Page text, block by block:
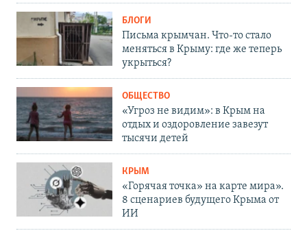
БЛОГИ
Письма крымчан. Что-то стало
меняться в Крыму: где же теперь
укрыться?
ОБЩЕСТВО
«Угроз не видим»: в Крым на
отдых и оздоровление завезут
тысячи детей
КРЫМ
«Горячая точка» на карте мира».
8 сценариев будущего Крыма от
ИИ